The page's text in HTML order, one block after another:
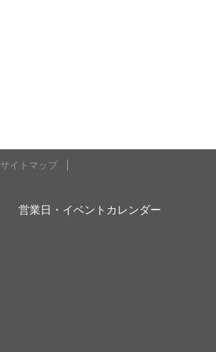
サイトマップ
営業日・イベントカレンダー